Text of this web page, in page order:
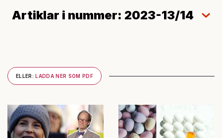
Artiklar i nummer: 2023-13/14
ELLER: LADDA NER SOM PDF